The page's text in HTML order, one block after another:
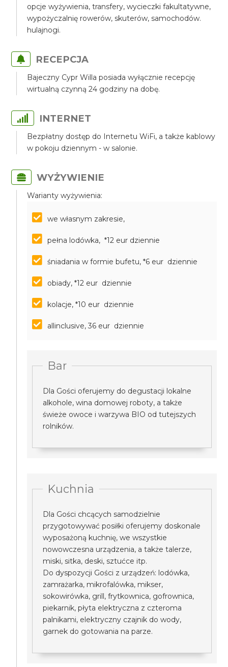
opcje wyżywienia, transfery, wycieczki fakultatywne,
wypożyczalnię rowerów, skuterów, samochodów.
hulajnogi.
RECEPCJA
Bajeczny Cypr Willa posiada wyłącznie recepcję
wirtualną czynną 24 godziny na dobę.
INTERNET
Bezpłatny dostęp do Internetu WiFi, a także kablowy
w pokoju dziennym - w salonie.
WYŻYWIENIE
Warianty wyżywienia:
we własnym zakresie,
pełna lodówka, *12 eur dziennie
śniadania w formie bufetu, *6 eur dziennie
obiady, *12 eur dziennie
kolacje, *10 eur dziennie
allinclusive, 36 eur dziennie
Bar
Dla Gości oferujemy do degustacji lokalne
alkohole, wina domowej roboty, a także
świeże owoce i warzywa BIO od tutejszych
rolników.
Kuchnia
Dla Gości chcących samodzielnie
przygotowywać posiłki oferujemy doskonale
wyposażoną kuchnię, we wszystkie
nowowczesna urządzenia, a także talerze,
miski, sitka, deski, sztućce itp.
Do dyspozycji Gości z urządzeń: lodówka,
zamrażarka, mikrofalówka, mikser,
sokowirówka, grill, frytkownica, gofrownica,
piekarnik, płyta elektryczna z czteroma
palnikami, elektryczny czajnik do wody,
garnek do gotowania na parze.